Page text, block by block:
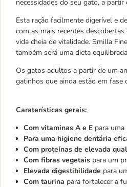
necessidades do seu gato, a
Esta ração facilmente digerível e
com as mais recentes
vida cheia de vitalidade. Smilla
também será uma dieta
Os gatos adultos a partir de um
gatinhos que ainda estão em fase
Caraterísticas gerais:
Com vitaminas A e E para
Para uma higiene dentária
Com proteínas de elevada
Com fibras vegetais para um
Elevada digestibilidade para
Com taurina para fortalecer a